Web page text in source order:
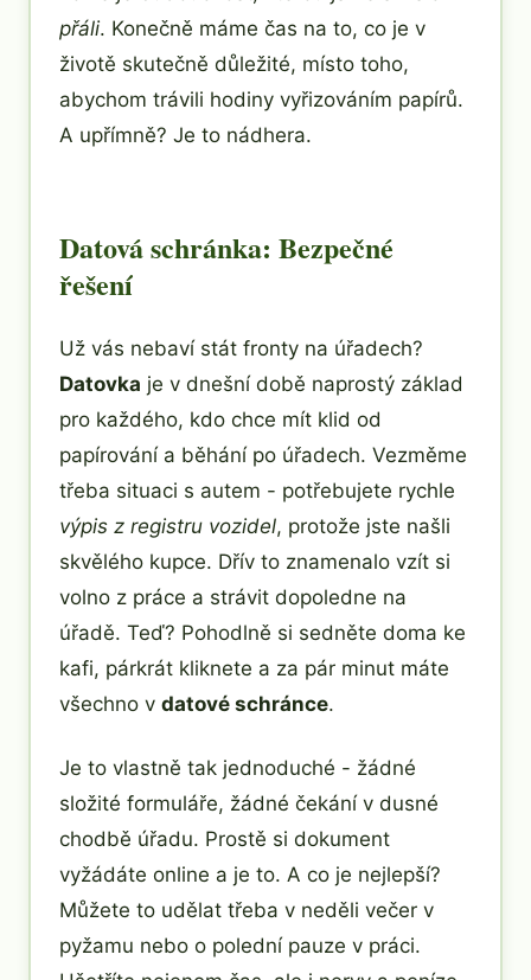
přáli. Konečně máme čas na to, co je v
životě skutečně důležité, místo toho,
abychom trávili hodiny vyřizováním papírů.
A upřímně? Je to nádhera.
Datová schránka: Bezpečné
řešení
Už vás nebaví stát fronty na úřadech?
Datovka je v dnešní době naprostý základ
pro každého, kdo chce mít klid od
papírování a běhání po úřadech. Vezměme
třeba situaci s autem - potřebujete rychle
výpis z registru vozidel, protože jste našli
skvělého kupce. Dřív to znamenalo vzít si
volno z práce a strávit dopoledne na
úřadě. Teď? Pohodlně si sedněte doma ke
kafi, párkrát kliknete a za pár minut máte
všechno v datové schránce.
Je to vlastně tak jednoduché - žádné
složité formuláře, žádné čekání v dusné
chodbě úřadu. Prostě si dokument
vyžádáte online a je to. A co je nejlepší?
Můžete to udělat třeba v neděli večer v
pyžamu nebo o polední pauze v práci.